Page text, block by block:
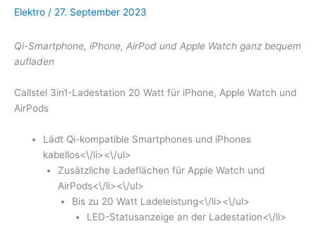
Elektro / 27. September 2023
Qi-Smartphone, iPhone, AirPod und Apple Watch ganz bequem
aufladen
Callstel 3in1-Ladestation 20 Watt für iPhone, Apple Watch und
AirPods
Lädt Qi-kompatible Smartphones und iPhones
kabellos<\/li><\/ul>
Zusätzliche Ladeflächen für Apple Watch und
AirPods<\/li><\/ul>
Bis zu 20 Watt Ladeleistung<\/li><\/ul>
LED-Statusanzeige an der Ladestation<\/li>